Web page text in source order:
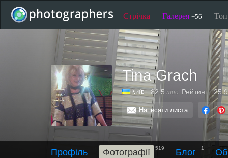
Стрічка Галерея +56
Tina Grach
Київ 82,5 тис. Рейтинг 25,9
Написати листа
Профіль Фотографії 519 Блог 1